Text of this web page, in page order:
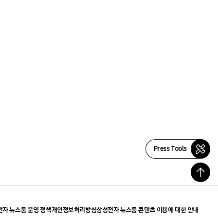
Press Tools
자 뉴스룸 운영 정책개인정보처리방침삼성전자 뉴스룸 콘텐츠 이용에 대한 안내